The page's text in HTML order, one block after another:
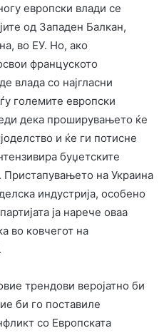
европски влади се
од Западен Балкан,
во ЕУ. Но, ако
француското
влада со најгласни
големите европски
дека проширувањето ќе
и ќе ги потисне
буџетските
на Украина
индустрија, особено
ја нарече оваа
во ковчегот на
трендови веројатно би
би го поставиле
со Европската